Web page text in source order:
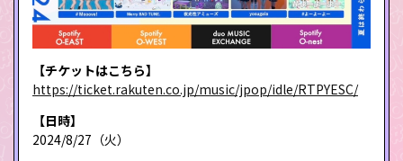
【チケットはこちら】
https://ticket.rakuten.co.jp/music/jpop/idle/RTPYESC/
【日時】
2024/8/27（火）